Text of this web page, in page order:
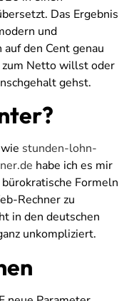
Das Ergebnis
und
den Cent genau
zum Netto willst oder
gehst.
stunden-lohn-
habe ich es mir
Formeln
Rechner zu
in den deutschen
unkompliziert.